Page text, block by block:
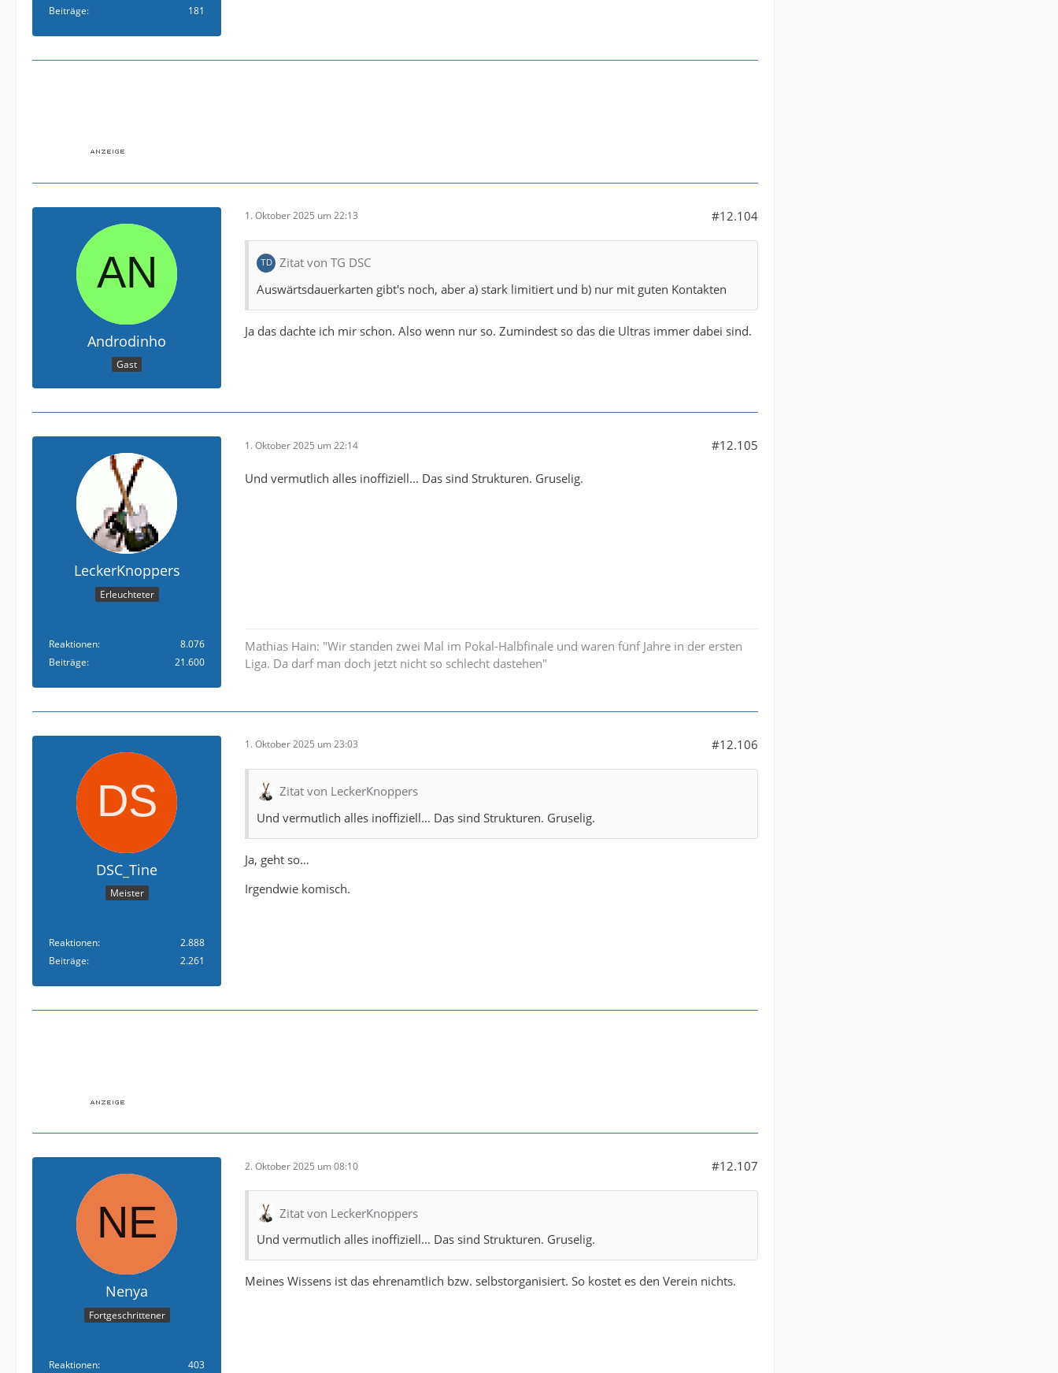
Beiträge
181
Androdinho
Gast
1. Oktober 2025 um 22:13 #12.104
Zitat von TG DSC
Auswärtsdauerkarten gibt's noch, aber a) stark limitiert und b) nur mit guten Kontakten
Ja das dachte ich mir schon. Also wenn nur so. Zumindest so das die Ultras immer dabei sind.
LeckerKnoppers
Erleuchteter
Reaktionen
8.076
Beiträge
21.600
1. Oktober 2025 um 22:14 #12.105
Und vermutlich alles inoffiziell... Das sind Strukturen. Gruselig.
Mathias Hain: "Wir standen zwei Mal im Pokal-Halbfinale und waren fünf Jahre in der ersten
Liga. Da darf man doch jetzt nicht so schlecht dastehen"
DSC_Tine
Meister
Reaktionen
2.888
Beiträge
2.261
1. Oktober 2025 um 23:03 #12.106
Zitat von LeckerKnoppers
Und vermutlich alles inoffiziell... Das sind Strukturen. Gruselig.
Ja, geht so…
Irgendwie komisch.
Nenya
Fortgeschrittener
Reaktionen 403
2. Oktober 2025 um 08:10 #12.107
Zitat von LeckerKnoppers
Und vermutlich alles inoffiziell... Das sind Strukturen. Gruselig.
Meines Wissens ist das ehrenamtlich bzw. selbstorganisiert. So kostet es den Verein nichts.